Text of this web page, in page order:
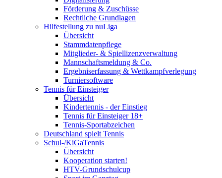
Förderung & Zuschüsse
Rechtliche Grundlagen
Hilfestellung zu nuLiga
Übersicht
Stammdatenpflege
Mitglieder- & Spiellizenzverwaltung
Mannschaftsmeldung & Co.
Ergebniserfassung & Wettkampfverlegung
Turniersoftware
Tennis für Einsteiger
Übersicht
Kindertennis - der Einstieg
Tennis für Einsteiger 18+
Tennis-Sportabzeichen
Deutschland spielt Tennis
Schul-/KiGaTennis
Übersicht
Kooperation starten!
HTV-Grundschulcup